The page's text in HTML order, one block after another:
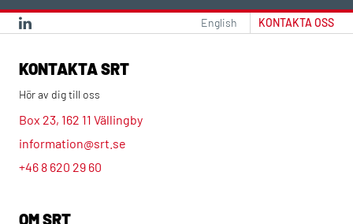
English KONTAKTA OSS
KONTAKTA SRT
Hör av dig till oss
Box 23, 162 11 Vällingby
information@srt.se
+46 8 620 29 60
OM SRT